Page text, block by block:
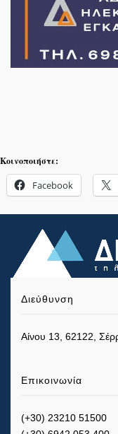
Κοινοποιήστε:
Facebook
Διεύθυνση
Αίνου 13, 62122,
Επικοινωνία
(+30) 23210 51500